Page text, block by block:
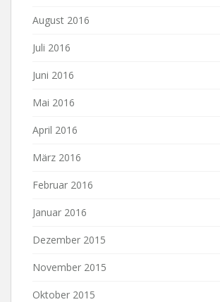
August 2016
Juli 2016
Juni 2016
Mai 2016
April 2016
März 2016
Februar 2016
Januar 2016
Dezember 2015
November 2015
Oktober 2015